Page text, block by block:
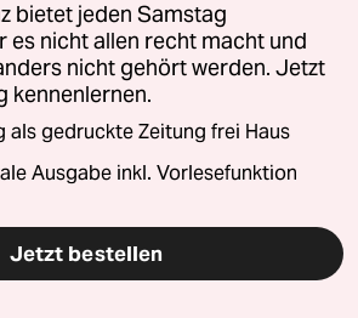
bietet jeden Samstag
es nicht allen recht macht und
nicht gehört werden. Jetzt
kennenlernen.
als gedruckte Zeitung frei Haus
Ausgabe inkl. Vorlesefunktion
Jetzt bestellen